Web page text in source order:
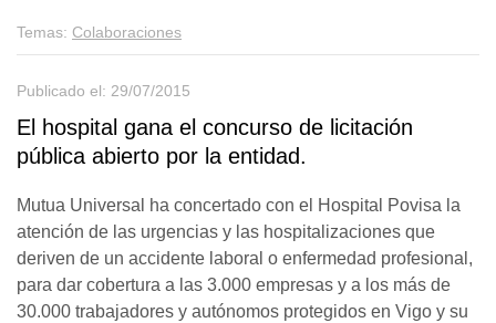
Temas: Colaboraciones
Publicado el: 29/07/2015
El hospital gana el concurso de licitación
pública abierto por la entidad.
Mutua Universal ha concertado con el Hospital Povisa la
atención de las urgencias y las hospitalizaciones que
deriven de un accidente laboral o enfermedad profesional,
para dar cobertura a las 3.000 empresas y a los más de
30.000 trabajadores y autónomos protegidos en Vigo y su